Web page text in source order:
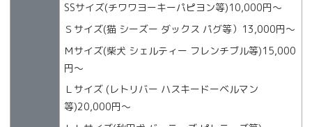
SSサイズ(チワワヨーキーパピヨン等)10,000円〜
Ｓサイズ(猫 シーズー ダックス パグ等）13,000円〜
Ｍサイズ(柴犬 シェルティー フレンチブル等)15,000
円〜
Ｌサイズ (レトリバー ハスキードーベルマン
等)20,000円〜